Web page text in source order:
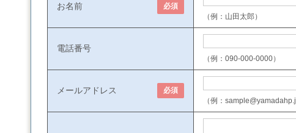
お名前
必須
（例：山田太郎）
電話番号
（例：090-000-0000）
メールアドレス
必須
（例：